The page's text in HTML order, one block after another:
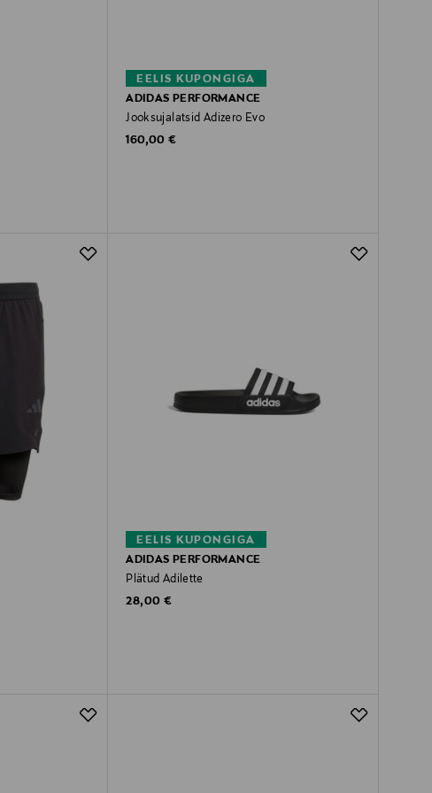
EELIS KUPONGIGA
ADIDAS PERFORMANCE
Jooksujalatsid Adizero Evo
Original Price
160,00 €
EELIS KUPONGIGA
ADIDAS PERFORMANCE
Plätud Adilette
Original Price
28,00 €